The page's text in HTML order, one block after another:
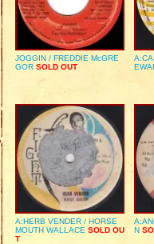
JOGGIN / FREDDIE McGRE
GOR SOLD OUT
A:HERB VENDER / HORSE
MOUTH WALLACE SOLD OU
T
N